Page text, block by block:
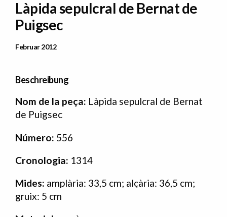
Làpida sepulcral de Bernat de
Puigsec
Data Publicació
Februar 2012
Beschreibung
Nom de la peça: Làpida sepulcral de Bernat
de Puigsec
Número: 556
Cronologia: 1314
Mides: amplària: 33,5 cm; alçària: 36,5 cm;
gruix: 5 cm